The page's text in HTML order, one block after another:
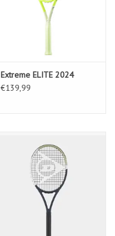
Extreme ELITE 2024
€139,99